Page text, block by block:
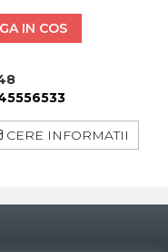
IN COS
CERE INFORMATII